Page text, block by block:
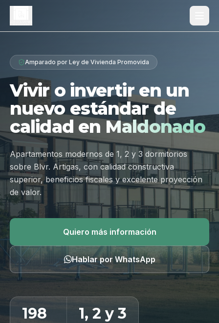
Proyecto
Diferenciales
Tipologías
Galería
Ubicación
Contacto
Hablar por WhatsApp
Amparado por Ley de Vivienda Promovida
Vivir o invertir en un
nuevo estándar de
calidad en Maldonado
Apartamentos modernos de 1, 2 y 3 dormitorios
sobre Blvr. Artigas, con calidad constructiva
superior, beneficios fiscales y excelente proyección
de valor.
Quiero más información
Hablar por WhatsApp
198 1, 2 y 3